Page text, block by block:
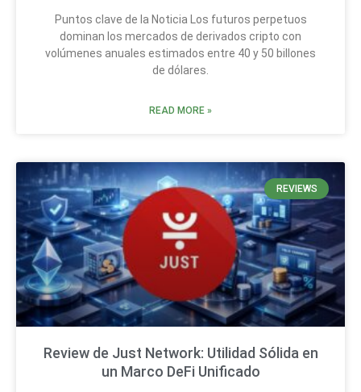
Puntos clave de la Noticia Los futuros perpetuos
dominan los mercados de derivados cripto con
volúmenes anuales estimados entre 40 y 50 billones
de dólares.
READ MORE »
REVIEWS
Review de Just Network: Utilidad Sólida en
un Marco DeFi Unificado